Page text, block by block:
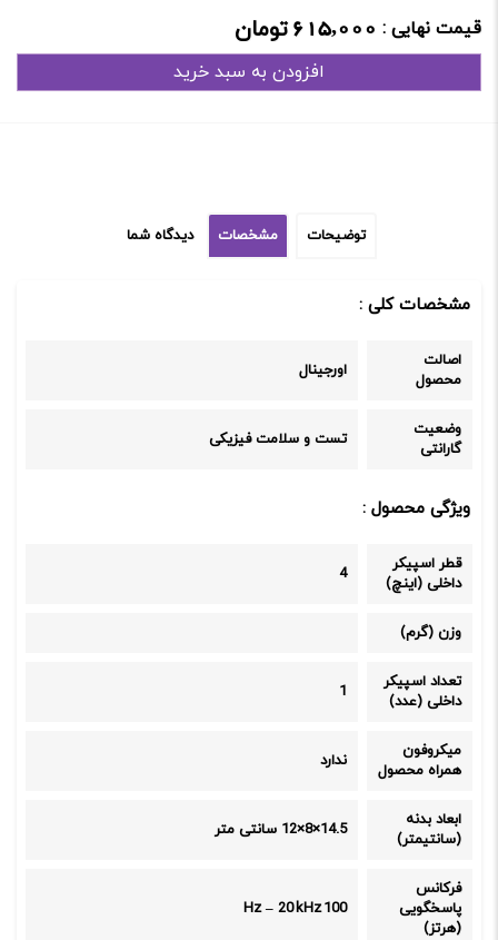
قیمت نهایی : 615,000تومان
افزودن به سبد خرید
توضیحات مشخصات دیدگاه شما
مشخصات کلی :
اصالت
محصول
اورجینال
وضعیت
گارانتی
تست و سلامت فیزیکی
ویژگی محصول :
قطر اسپیکر
داخلی (اینچ)
4
وزن (گرم)
تعداد اسپیکر
داخلی (عدد)
1
میکروفون
همراه محصول
ندارد
ابعاد بدنه
(سانتیمتر)
14.5×8×12 سانتی متر
فرکانس
پاسخگویی
(هرتز)
100 Hz – 20 kHz